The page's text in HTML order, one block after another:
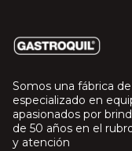
Somos una fábrica
especializado en
apasionados por
de 50 años en el
y atención